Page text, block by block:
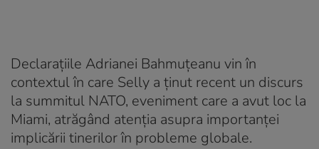
Declarațiile Adrianei Bahmuțeanu vin în
contextul în care Selly a ținut recent un discurs
la summitul NATO, eveniment care a avut loc la
Miami, atrăgând atenția asupra importanței
implicării tinerilor în probleme globale.